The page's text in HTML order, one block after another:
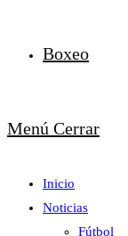
Boxeo
Menú Cerrar
Inicio
Noticias
Fútbol